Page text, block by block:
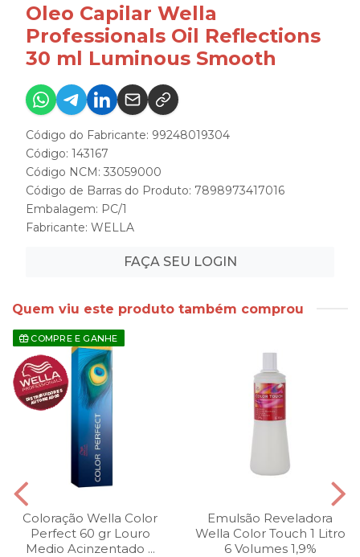
Oleo Capilar Wella
Professionals Oil Reflections
30 ml Luminous Smooth
Código do Fabricante: 99248019304
Código: 143167
Código NCM: 33059000
Código de Barras do Produto: 7898973417016
Embalagem: PC/1
Fabricante: WELLA
FAÇA SEU LOGIN
Quem viu este produto também comprou
COMPRE E GANHE
Coloração Wella Color
Perfect 60 gr Louro
Medio Acinzentado ...
Emulsão Reveladora
Wella Color Touch 1 Litro
6 Volumes 1,9%